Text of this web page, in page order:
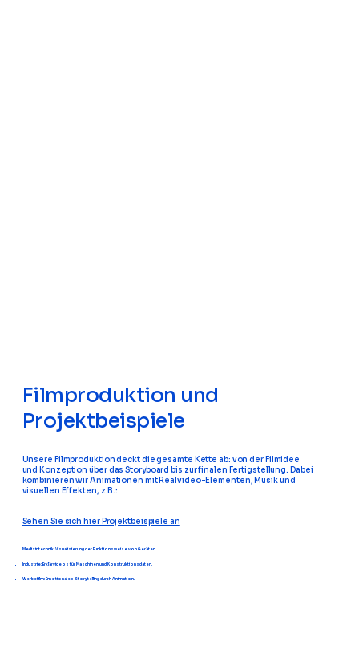
Filmproduktion und
Projektbeispiele
Unsere Filmproduktion deckt die gesamte Kette ab: von der Filmidee
und Konzeption über das Storyboard bis zur finalen Fertigstellung. Dabei
kombinieren wir Animationen mit Realvideo-Elementen, Musik und
visuellen Effekten, z.B.:
Medizintechnik: Visualisierung der Funktionsweise von Geräten.
Industrie: Erklärvideos für Maschinen und Konstruktionsdaten.
Werbefilm: Emotionales Storytelling durch Animation.
Sehen Sie sich hier Projektbeispiele an